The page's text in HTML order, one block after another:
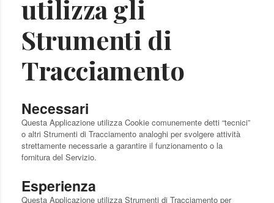
utilizza gli
Strumenti di
Tracciamento
Necessari
Questa Applicazione utilizza Cookie comunemente detti “tecnici”
o altri Strumenti di Tracciamento analoghi per svolgere attività
strettamente necessarie a garantire il funzionamento o la
fornitura del Servizio.
Esperienza
Questa Applicazione utilizza Strumenti di Tracciamento per